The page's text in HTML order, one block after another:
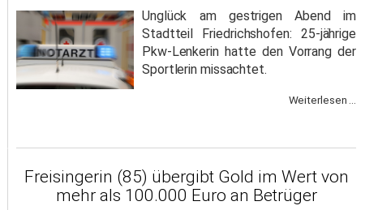
Unglück am gestrigen Abend im
Stadtteil Friedrichshofen: 25-jährige
Pkw-Lenkerin hatte den Vorrang der
Sportlerin missachtet.
Weiterlesen ...
Freisingerin (85) übergibt Gold im Wert von
mehr als 100.000 Euro an Betrüger